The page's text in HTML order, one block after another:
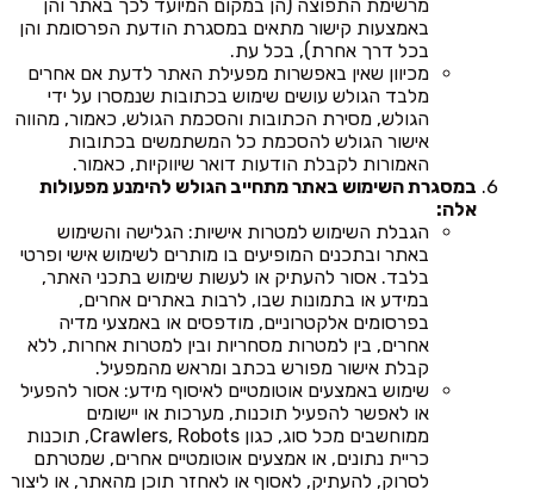
מרשימת התפוצה (הן במקום המיועד לכך באתר והן
באמצעות קישור מתאים במסגרת הודעת הפרסומת והן
בכל דרך אחרת), בכל עת.
מכיוון שאין באפשרות מפעילת האתר לדעת אם אחרים
מלבד הגולש עושים שימוש בכתובות שנמסרו על ידי
הגולש, מסירת הכתובות והסכמת הגולש, כאמור, מהווה
אישור הגולש להסכמת כל המשתמשים בכתובות
האמורות לקבלת הודעות דואר שיווקיות, כאמור.
במסגרת השימוש באתר מתחייב הגולש להימנע מפעולות
אלה:
הגבלת השימוש למטרות אישיות: הגלישה והשימוש
באתר ובתכנים המופיעים בו מותרים לשימוש אישי ופרטי
בלבד. אסור להעתיק או לעשות שימוש בתכני האתר,
במידע או בתמונות שבו, לרבות באתרים אחרים,
בפרסומים אלקטרוניים, מודפסים או באמצעי מדיה
אחרים, בין למטרות מסחריות ובין למטרות אחרות, ללא
קבלת אישור מפורש בכתב ומראש מהמפעיל.
שימוש באמצעים אוטומטיים לאיסוף מידע: אסור להפעיל
או לאפשר להפעיל תוכנות, מערכות או יישומים
ממוחשבים מכל סוג, כגון Crawlers, Robots, תוכנות
כריית נתונים, או אמצעים אוטומטיים אחרים, שמטרתם
לסרוק, להעתיק, לאסוף או לאחזר תוכן מהאתר, או ליצור